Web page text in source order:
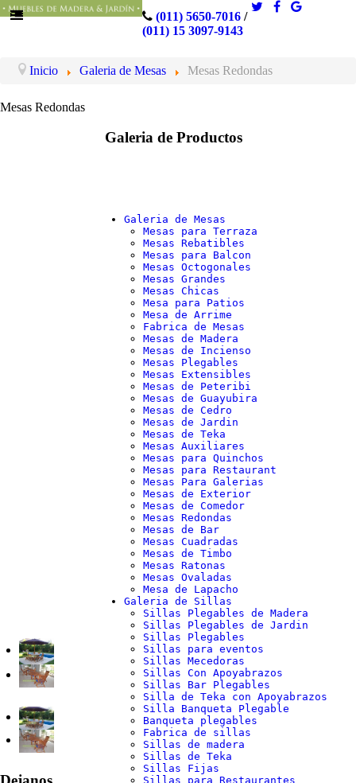
(011) 5650-7016/
(011) 15 3097-9143
Inicio Galeria de Mesas Mesas Redondas
Mesas Redondas
Galeria de Productos
Galeria de Mesas
Mesas para Terraza
Mesas Rebatibles
Mesas para Balcon
Mesas Octogonales
Mesas Grandes
Mesas Chicas
Mesa para Patios
Mesa de Arrime
Fabrica de Mesas
Mesas de Madera
Mesas de Incienso
Mesas Plegables
Mesas Extensibles
Mesas de Peteribi
Mesas de Guayubira
Mesas de Cedro
Mesas de Jardin
Mesas de Teka
Mesas Auxiliares
Mesas para Quinchos
Mesas para Restaurant
Mesas Para Galerias
Mesas de Exterior
Mesas de Comedor
Mesas Redondas
Mesas de Bar
Mesas Cuadradas
Mesas de Timbo
Mesas Ratonas
Mesas Ovaladas
Mesa de Lapacho
Galeria de Sillas
Sillas Plegables de Madera
Sillas Plegables de Jardin
Sillas Plegables
Sillas para eventos
Sillas Mecedoras
Sillas Con Apoyabrazos
Sillas Bar Plegables
Silla de Teka con Apoyabrazos
Silla Banqueta Plegable
Banqueta plegables
Fabrica de sillas
Sillas de madera
Sillas de Teka
Sillas Fijas
Sillas para Restaurantes